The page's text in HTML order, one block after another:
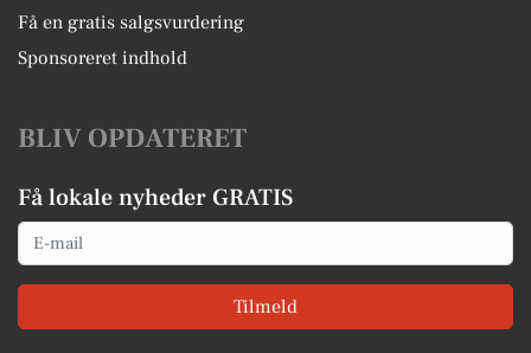
Få en gratis salgsvurdering
Sponsoreret indhold
BLIV OPDATERET
Få lokale nyheder GRATIS
Email
Tilmeld